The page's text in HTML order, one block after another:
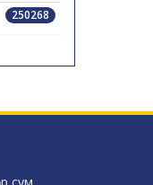
250268